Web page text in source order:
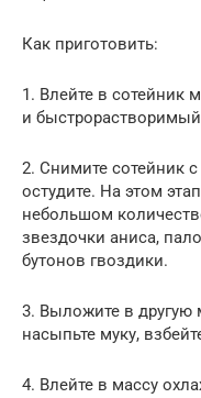
Как приготовить:
1. Влейте в сотейник
и
2. Снимите сотейник
остудите. На этом
небольшом
звездочки аниса,
бутонов гвоздики.
3. Выложите в другую
насыпьте муку,
4. Влейте в массу